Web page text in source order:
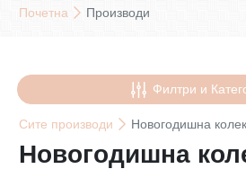
Почетна Производи
Филтри и
Сите производи Новогодишна
Новогодишна